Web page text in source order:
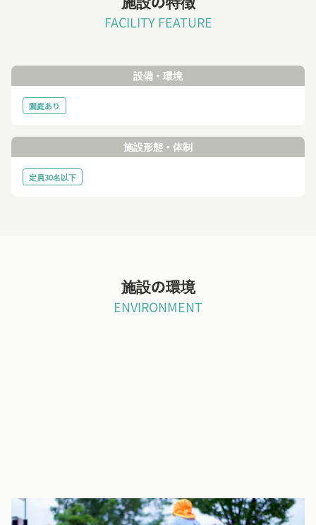
FACILITY FEATURE
設備・環境
園庭あり
施設形態・体制
定員30名以下
施設の環境
ENVIRONMENT
小規模保育園には貴重な敷地内園庭